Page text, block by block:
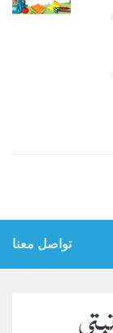
تواصل معنا